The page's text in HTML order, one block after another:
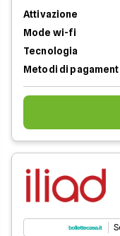
Attivazione
Mode wi-fi
Tecnologia
Metodi di